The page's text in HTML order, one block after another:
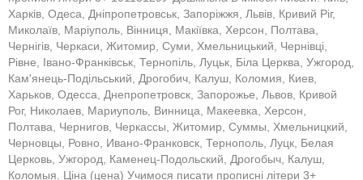
Харків, Одеса, Дніпропетровськ, Запоріжжя, Львів, Кривий Ріг,
Миколаїв, Маріуполь, Вінниця, Макіївка, Херсон, Полтава,
Чернігів, Черкаси, Житомир, Суми, Хмельницький, Чернівці,
Рівне, Івано-Франківськ, Тернопіль, Луцьк, Біла Церква, Ужгород,
Кам'янець-Подільський, Дрогобич, Калуш, Коломия, Киев,
Харьков, Одесса, Днепропетровск, Запорожье, Львов, Кривой
Рог, Николаев, Мариуполь, Винница, Макеевка, Херсон,
Полтава, Чернигов, Черкассы, Житомир, Суммы, Хмельницкий,
Черновцы, Ровно, Ивано-Франковск, Тернополь, Луцк, Белая
Церковь, Ужгород, Каменец-Подольский, Дрогобыч, Калуш,
Коломыя. Ціна (цена) Учимося писати прописні літери 3+